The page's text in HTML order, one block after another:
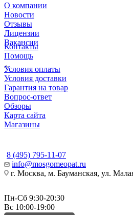
О компании
Новости
Отзывы
Лицензии
Вакансии
Контакты
Помощь
Условия оплаты
Условия доставки
Гарантия на товар
Вопрос-ответ
Обзоры
Карта сайта
Магазины
8 (495) 795-11-07
info@mosgomeopat.ru
г. Москва, м. Бауманская, ул.
Пн-Сб 9:30-20:30
Вс 10:00-19:00